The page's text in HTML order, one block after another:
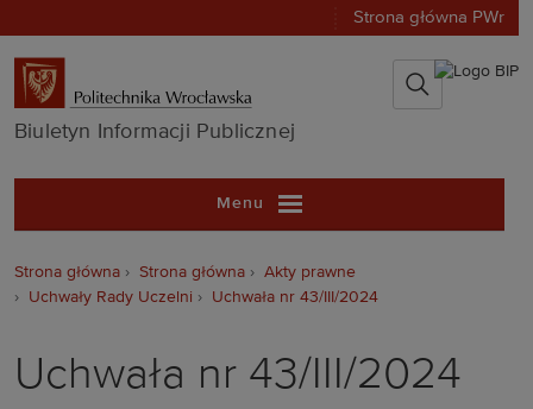
Strona główna PWr
Biuletyn
Biuletyn Informacji Publicznej
Menu
Strona główna Strona główna
Akty prawne
Uchwały Rady Uczelni
Uchwała nr 43/III/2024
Uchwała nr 43/III/2024